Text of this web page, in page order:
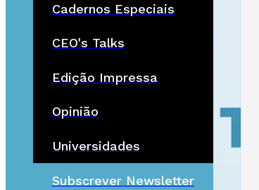
Cadernos Especiais
CEO's Talks
Edição Impressa
Opinião
Universidades
Subscrever Newsletter